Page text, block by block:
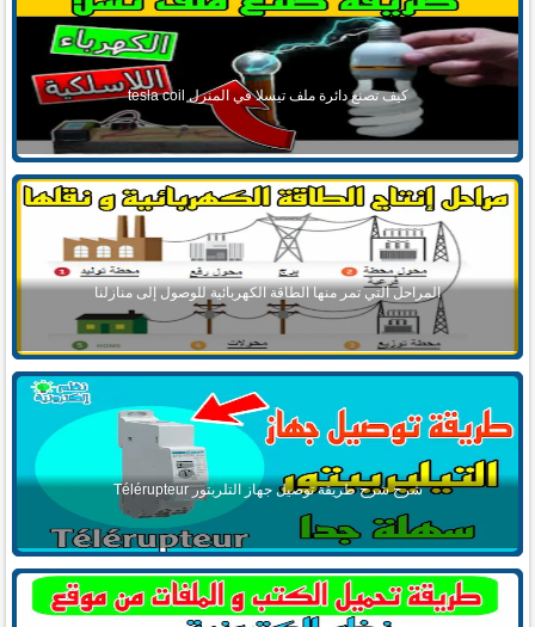
كيف تصنع دائرة ملف تيسلا في المنزل tesla coil
المراحل التي تمر منها الطاقة الكهربائية للوصول إلى منازلنا
شرح شرح طريقة توصيل جهاز التلربتور Télérupteur